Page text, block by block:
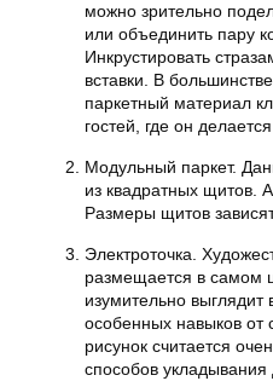
можно зрительно
или объединить пару
Инкрустировать
вставки. В
паркетный материал
гостей, где он
Модульный паркет.
из квадратных щитов.
Размеры щитов
Электроточка.
размещается в самом
изумительно выглядит
особенных навыков от
рисунок считается
способов